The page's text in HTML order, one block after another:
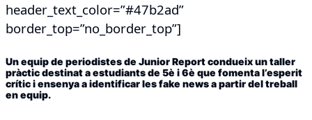
header_text_color=”#47b2ad”
border_top=”no_border_top”]
Un equip de periodistes de Junior Report condueix un taller
pràctic destinat a estudiants de 5è i 6è que fomenta l’esperit
crític i ensenya a identificar les fake news a partir del treball
en equip.